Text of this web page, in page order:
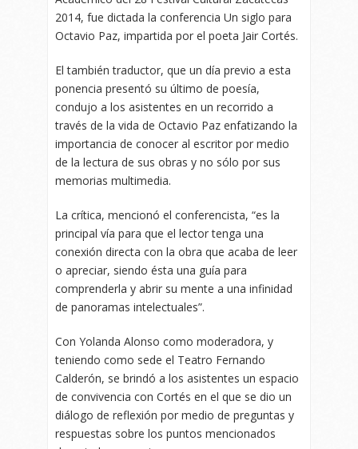
2014, fue dictada la conferencia Un siglo para
Octavio Paz, impartida por el poeta Jair Cortés.
El también traductor, que un día previo a esta
ponencia presentó su último de poesía,
condujo a los asistentes en un recorrido a
través de la vida de Octavio Paz enfatizando la
importancia de conocer al escritor por medio
de la lectura de sus obras y no sólo por sus
memorias multimedia.
La crítica, mencionó el conferencista, “es la
principal vía para que el lector tenga una
conexión directa con la obra que acaba de leer
o apreciar, siendo ésta una guía para
comprenderla y abrir su mente a una infinidad
de panoramas intelectuales”.
Con Yolanda Alonso como moderadora, y
teniendo como sede el Teatro Fernando
Calderón, se brindó a los asistentes un espacio
de convivencia con Cortés en el que se dio un
diálogo de reflexión por medio de preguntas y
respuestas sobre los puntos mencionados